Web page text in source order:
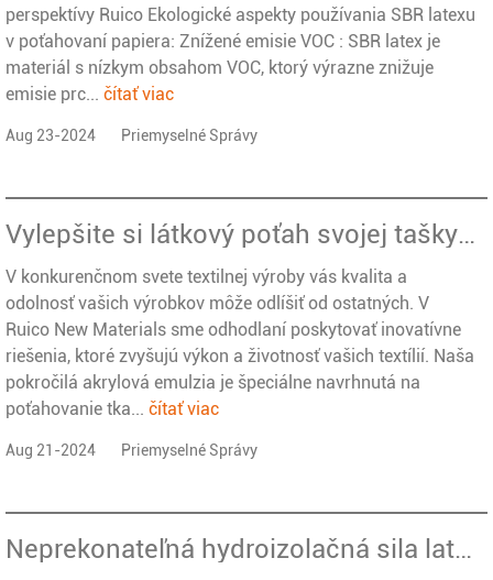
perspektívy Ruico Ekologické aspekty používania SBR latexu
v poťahovaní papiera: Znížené emisie VOC : SBR latex je
materiál s nízkym obsahom VOC, ktorý výrazne znižuje
emisie prc... čítať viac
Aug 23-2024 Priemyselné Správy
Vylepšite si látkový poťah svojej tašky akrylovou emulziou Ruico New Materials
V konkurenčnom svete textilnej výroby vás kvalita a
odolnosť vašich výrobkov môže odlíšiť od ostatných. V
Ruico New Materials sme odhodlaní poskytovať inovatívne
riešenia, ktoré zvyšujú výkon a životnosť vašich textílií. Naša
pokročilá akrylová emulzia je špeciálne navrhnutá na
poťahovanie tka... čítať viac
Aug 21-2024 Priemyselné Správy
Neprekonateľná hydroizolačná sila latexu SBR